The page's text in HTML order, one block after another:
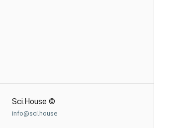
Sci.House ©
info@sci.house